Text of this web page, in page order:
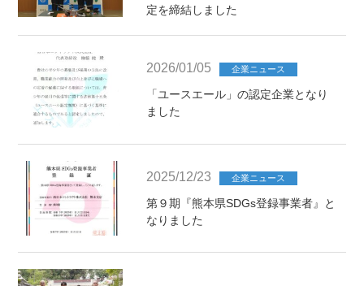
定を締結しました
2026/01/05 企業ニュース
「ユースエール」の認定企業となり
ました
2025/12/23 企業ニュース
第９期『熊本県SDGs登録事業者』と
なりました